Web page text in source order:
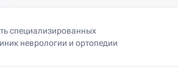
специализированных
неврологии и ортопедии